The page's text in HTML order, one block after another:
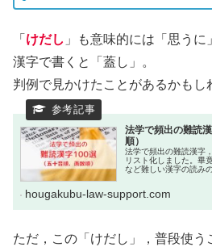
「 けだし 」も意味的には「思うに
漢字で書くと「蓋し」。
判例で見かけたことがあるかもし
法学で頻出の難読
順）
法学で頻出の難読漢字
リスト化しました。畢
など難しい漢字の読み
hougakubu-law-support.com
ただ，この「けだし」，普段使う